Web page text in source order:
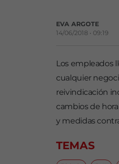
EVA ARGOTE
14/06/2018 • 09:19
Los empleados
cualquier
reivindicación
cambios de
y medidas
TEMAS